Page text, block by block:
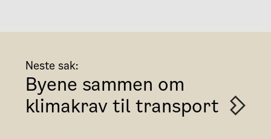
Neste sak:
Byene sammen om
klimakrav til transport